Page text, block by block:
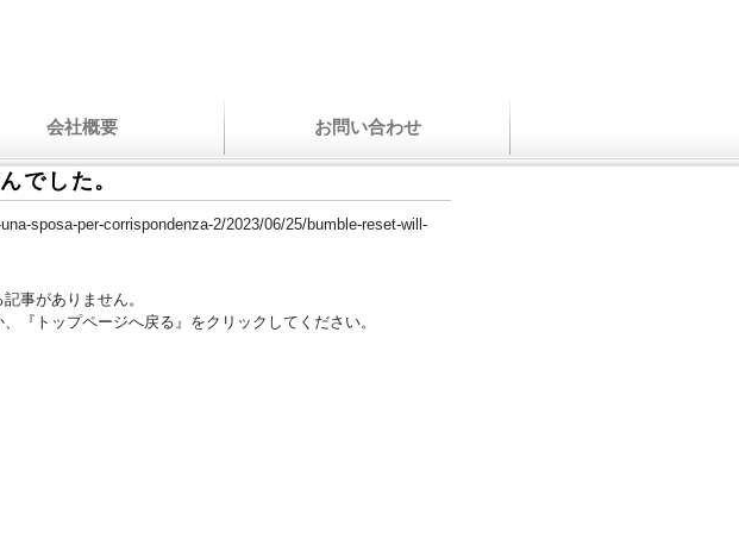
会社概要 お問い合わせ
でした。
sposa-per-corrispondenza-2/2023/06/25/bumble-reset-will-
事がありません。
『トップページへ戻る』をクリックしてください。